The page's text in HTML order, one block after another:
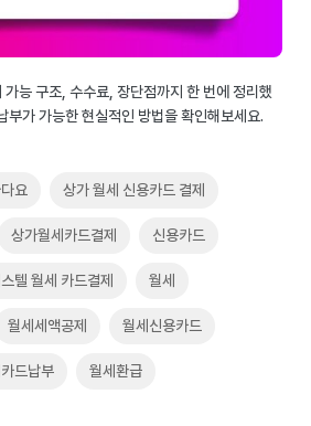
능 구조, 수수료, 장단점까지 한 번에 정리했
부가 가능한 현실적인 방법을 확인해보세요.
요 상가 월세 신용카드 결제
상가월세카드결제 신용카드
텔 월세 카드결제 월세
월세세액공제 월세신용카드
드납부 월세환급